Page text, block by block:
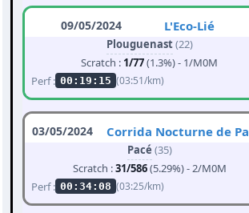
09/05/2024 L'Eco-Lié
Plouguenast(22)
Scratch : 1/77(1.3%) - 1/M0M
Perf : 00:19:15 (03:51/km)
03/05/2024 Corrida Nocturne de
Pacé (35)
Scratch :31/586(5.29%) - 2/M0M
Perf : 00:34:08 (03:25/km)